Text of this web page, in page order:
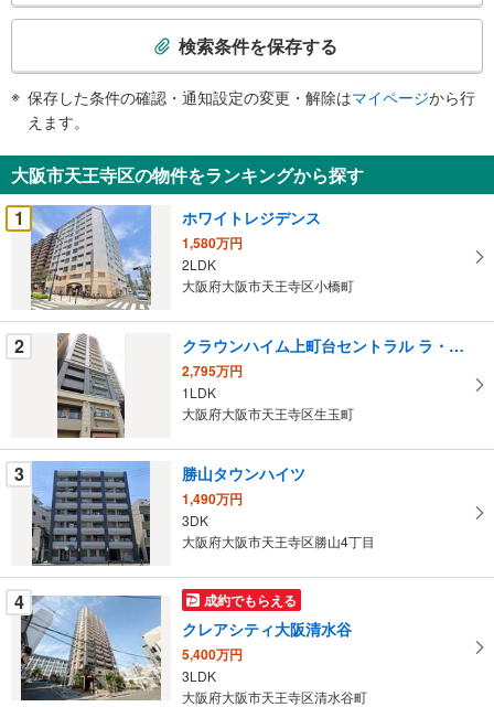
検
知
を
受
け
条
件
ペ
ー
す
る
検索条件を保存する
保存した条件の確認・通知設定の変更・解除はマイページから行
えます。
大阪市天王寺区の物件をランキングから探す
1
ホワイトレジデンス
1,580万円
2LDK
大阪府大阪市天王寺区小橋町
2 クラウンハイム上町台セントラル ラ・カーサ
2,795万円
1LDK
大阪府大阪市天王寺区生玉町
3 勝山タウンハイツ
1,490万円
3DK
大阪府大阪市天王寺区勝山4丁目
4 成約でもらえる
クレアシティ大阪清水谷
5,400万円
3LDK
大阪府大阪市天王寺区清水谷町